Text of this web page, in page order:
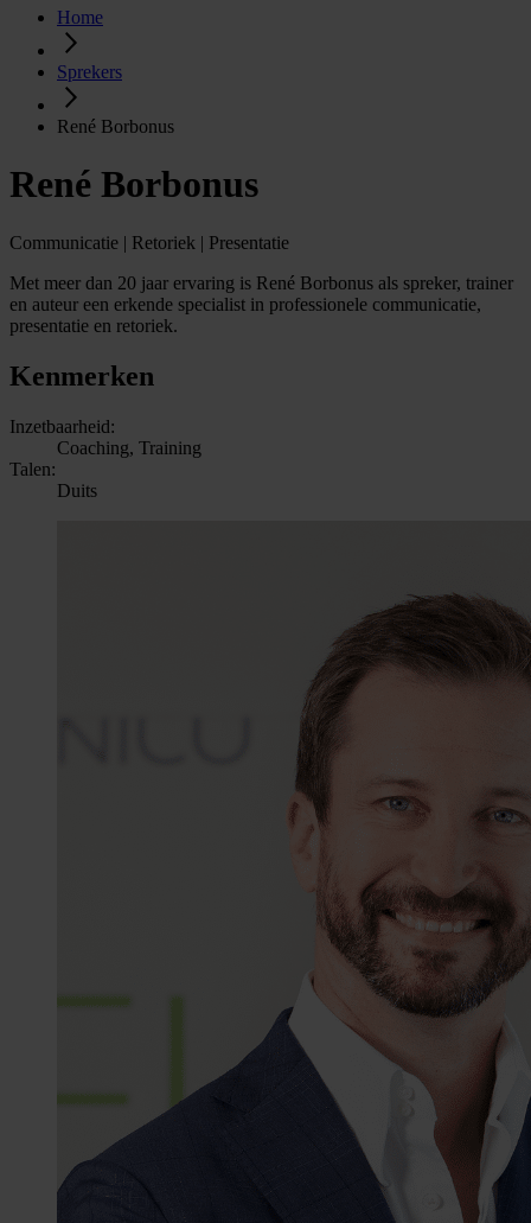
Home
Sprekers
René Borbonus
René Borbonus
Communicatie | Retoriek | Presentatie
Met meer dan 20 jaar ervaring is René Borbonus als spreker, trainer
en auteur een erkende specialist in professionele communicatie,
presentatie en retoriek.
Kenmerken
Inzetbaarheid:
Coaching, Training
Talen:
Duits